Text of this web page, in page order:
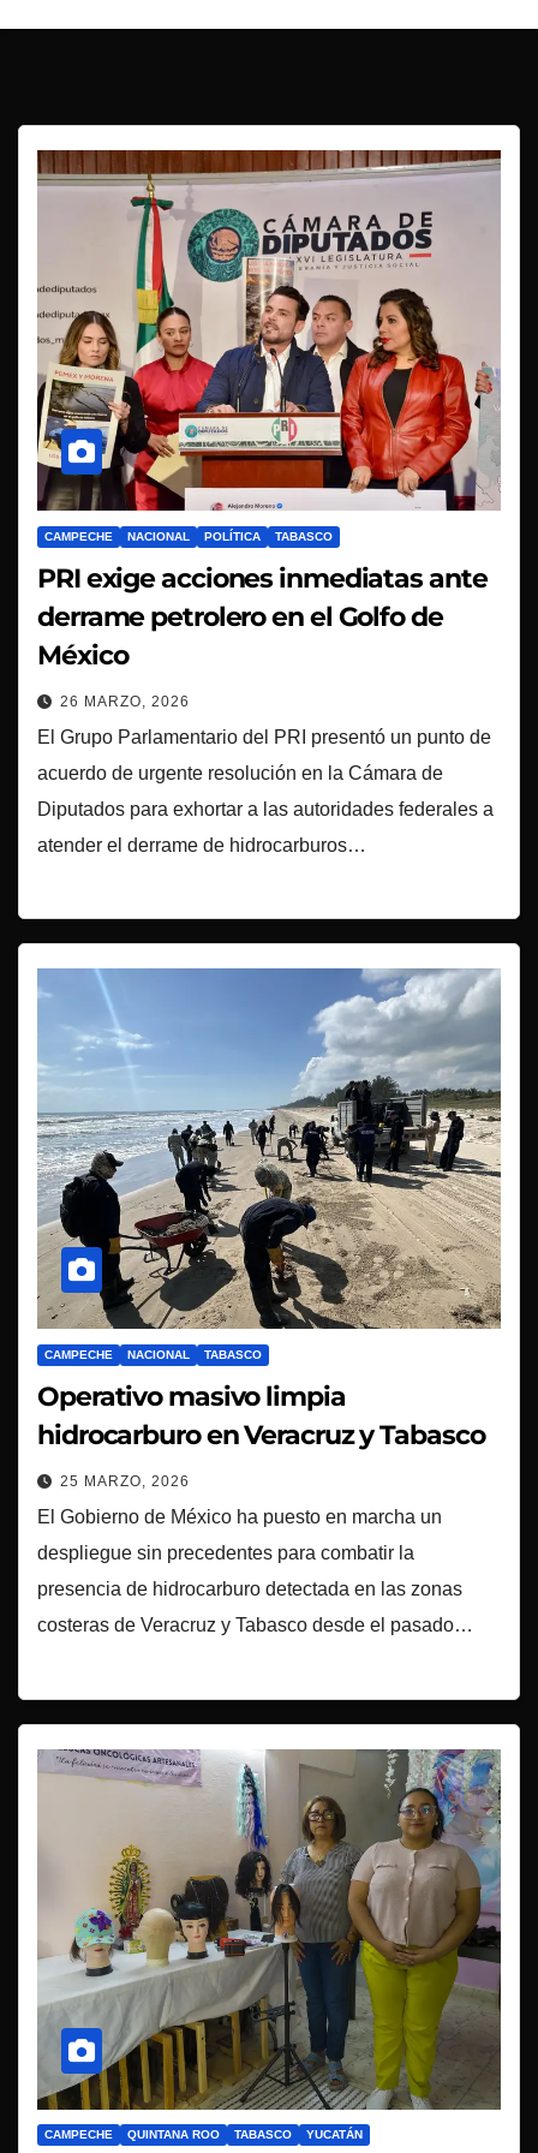
CAMPECHE NACIONAL POLÍTICA TABASCO
PRI exige acciones inmediatas ante
derrame petrolero en el Golfo de
México
26 MARZO, 2026
El Grupo Parlamentario del PRI presentó un punto de
acuerdo de urgente resolución en la Cámara de
Diputados para exhortar a las autoridades federales a
atender el derrame de hidrocarburos…
CAMPECHE NACIONAL TABASCO
Operativo masivo limpia
hidrocarburo en Veracruz y Tabasco
25 MARZO, 2026
El Gobierno de México ha puesto en marcha un
despliegue sin precedentes para combatir la
presencia de hidrocarburo detectada en las zonas
costeras de Veracruz y Tabasco desde el pasado…
CAMPECHE QUINTANA ROO TABASCO YUCATÁN